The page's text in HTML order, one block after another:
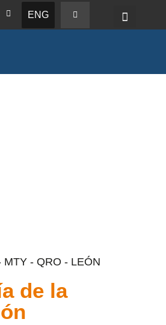
ENG
MTY - QRO - LEÓN
de la